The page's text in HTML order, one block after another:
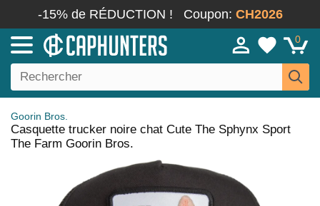
-15% de RÉDUCTION ! Coupon: CH2026
0
Goorin Bros.
Casquette trucker noire chat Cute The Sphynx Sport
The Farm Goorin Bros.